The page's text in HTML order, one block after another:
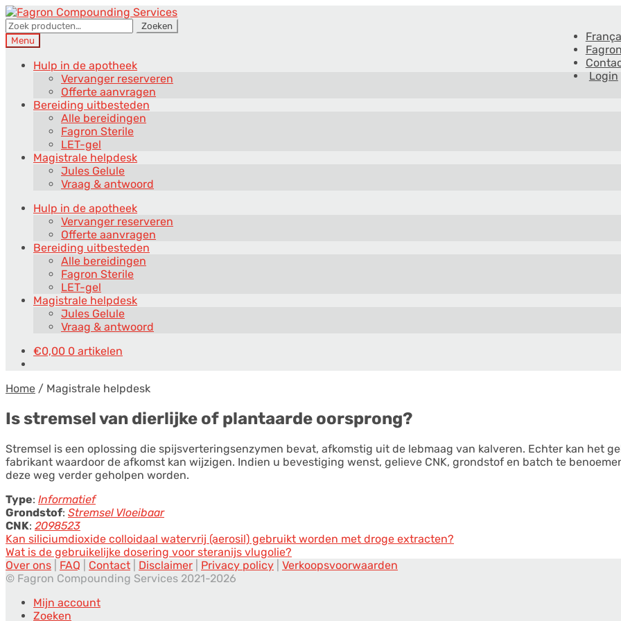
Ga
door
naar
navigatie
Ga
direct
naar
de
inhoud
Login
Zoeken
naar:
Zoeken
Menu
Hulp in de apotheek
Vervanger reserveren
Offerte aanvragen
Bereiding uitbesteden
Alle bereidingen
Fagron Sterile
LET-gel
Magistrale helpdesk
Jules Gelule
Vraag & antwoord
Hulp in de apotheek
Vervanger reserveren
Offerte aanvragen
Bereiding uitbesteden
Alle bereidingen
Fagron Sterile
LET-gel
Magistrale helpdesk
Jules Gelule
Vraag & antwoord
€0,00 0 artikelen
Home / Magistrale helpdesk
Is stremsel van dierlijke of plantaarde oorsprong?
Stremsel is een oplossing die spijsverteringsenzymen bevat, afkomstig uit de lebmaag van kalveren. Echter kan het
fabrikant waardoor de afkomst kan wijzigen. Indien u bevestiging wenst, gelieve CNK, grondstof en batch te
deze weg verder geholpen worden.
Type: Informatief
Grondstof: Stremsel Vloeibaar
CNK: 2098523
Berichtnavigatie
Vorig
bericht:
Kan siliciumdioxide colloidaal watervrij (aerosil) gebruikt worden met droge extracten?
Volgend
bericht:
Wat is de gebruikelijke dosering voor steranijs vlugolie?
Over ons
FAQ Contact Disclaimer Privacy policy
Verkoopsvoorwaarden
© Fagron Compounding Services 2021-2026
Mijn account
Zoeken